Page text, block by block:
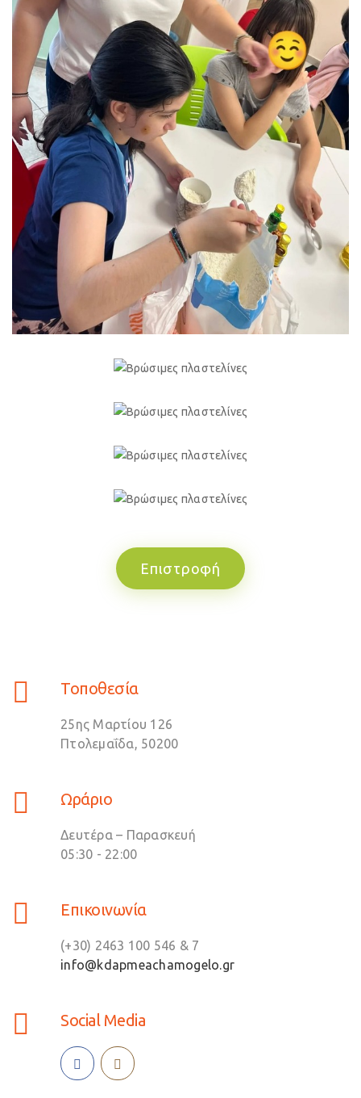
Επιστροφή
Τοποθεσία
25ης Μαρτίου 126
Πτολεμαΐδα, 50200
Ωράριο
Δευτέρα – Παρασκευή
05:30 - 22:00
Επικοινωνία
(+30) 2463 100 546 & 7
info@kdapmeachamogelo.gr
Social Media